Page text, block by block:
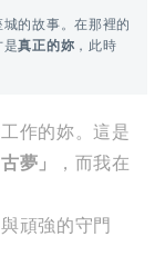
的故事。在那裡的
是真正的妳 ，此時
作的妳。這是
古夢」
，而我在
頑強的守門